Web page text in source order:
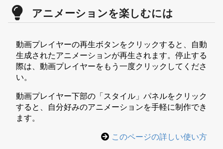
アニメーションを楽しむには
動画プレイヤーの再生ボタンをクリックすると、自動
生成されたアニメーションが再生されます。停止する
際は、動画プレイヤーをもう一度クリックしてくださ
い。
動画プレイヤー下部の「スタイル」パネルをクリック
すると、自分好みのアニメーションを手軽に制作でき
ます。
このページの詳しい使い方